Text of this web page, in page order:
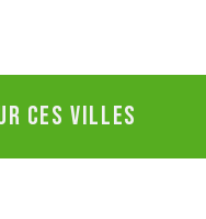
ces villes